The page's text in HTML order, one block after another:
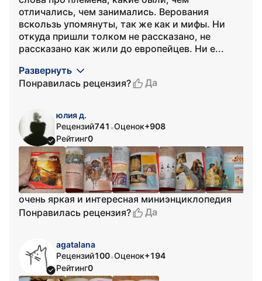
отличались, чем занимались. Верования
вскользь упомянуты, так же как и мифы. Ни
откуда пришли толком не рассказано, не
рассказано как жили до европейцев. Ни е...
Развернуть
Понравилась рецензия?
Да
юлия д.
Рецензий741 •Оценок+908
Рейтинг0
очень яркая и интересная миниэнциклопедия
Понравилась рецензия?
Да
agatalana
Рецензий100•Оценок+194
Рейтинг0